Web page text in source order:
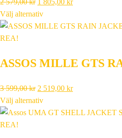
2 579,00kr
ursprungliga
priset
579,00 kr.
1 805,00 kr
priset
805,00 kr.
Välj alternativ
REA!
ASSOS MILLE GTS
3 599,00kr Det
ursprungliga
priset
2 519,00 krDet
priset
Välj alternativ
REA!